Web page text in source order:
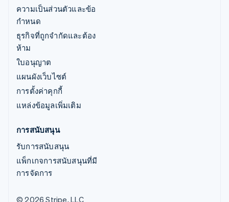
ความเป็นส่วนตัวและข้อ
กำหนด
ธุรกิจที่ถูกจำกัดและต้อง
ห้าม
ใบอนุญาต
แผนผังเว็บไซต์
การตั้งค่าคุกกี้
แหล่งข้อมูลเพิ่มเติม
การสนับสนุน
รับการสนับสนุน
แพ็กเกจการสนับสนุนที่มี
การจัดการ
© 2026 Stripe, LLC